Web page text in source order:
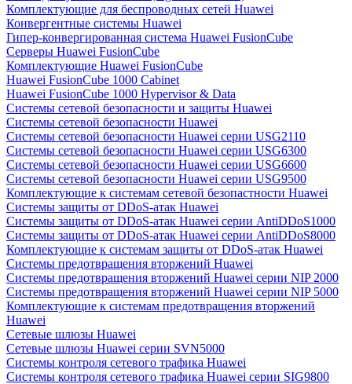
Комплектующие для беспроводных сетей Huawei
Конвергентные системы Huawei
Гипер-конвергированная система Huawei FusionCube
Серверы Huawei FusionCube
Комплектующие Huawei FusionCube
Huawei FusionCube 1000 Cabinet
Huawei FusionCube 1000 Hypervisor & Data
Системы сетевой безопасности и защиты Huawei
Системы сетевой безопасности Huawei
Системы сетевой безопасности Huawei серии USG2110
Системы сетевой безопасности Huawei серии USG6300
Системы сетевой безопасности Huawei серии USG6600
Системы сетевой безопасности Huawei серии USG9500
Комплектующие к системам сетевой безопастности Huawei
Системы защиты от DDoS-атак Huawei
Системы защиты от DDoS-атак Huawei серии AntiDDoS1000
Системы защиты от DDoS-атак Huawei серии AntiDDoS8000
Комплектующие к системам защиты от DDoS-атак Huawei
Системы предотвращения вторжений Huawei
Системы предотвращения вторжений Huawei серии NIP 2000
Системы предотвращения вторжений Huawei серии NIP 5000
Комплектующие к системам предотвращения вторжений
Huawei
Сетевые шлюзы Huawei
Сетевые шлюзы Huawei серии SVN5000
Системы контроля сетевого трафика Huawei
Системы контроля сетевого трафика Huawei серии SIG9800